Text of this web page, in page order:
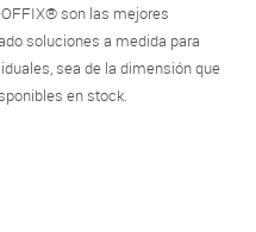
son las mejores
soluciones a medida para
sea de la dimensión que
en stock.